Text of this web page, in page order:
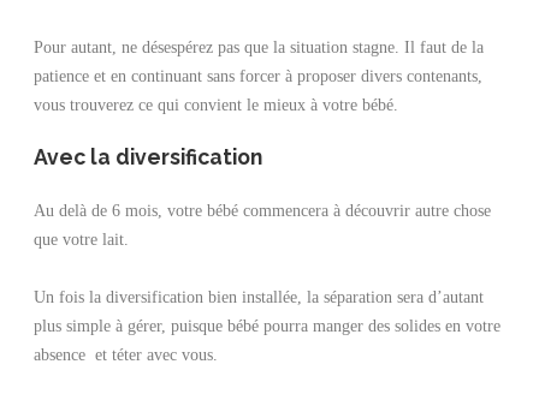
Pour autant, ne désespérez pas que la situation stagne. Il faut de la
patience et en continuant sans forcer à proposer divers contenants,
vous trouverez ce qui convient le mieux à votre bébé.
Avec la diversification
Au delà de 6 mois, votre bébé commencera à découvrir autre chose
que votre lait.
Un fois la diversification bien installée, la séparation sera d’autant
plus simple à gérer, puisque bébé pourra manger des solides en votre
absence et téter avec vous.